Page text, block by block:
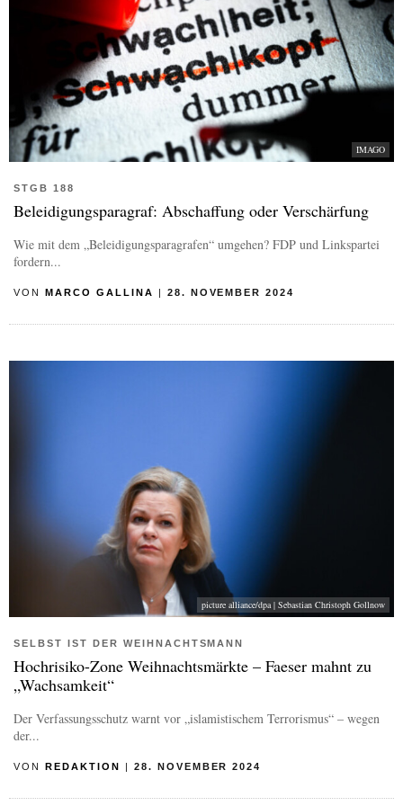
IMAGO
STGB 188
Beleidigungsparagraf: Abschaffung oder Verschärfung
Wie mit dem „Beleidigungsparagrafen“ umgehen? FDP und Linkspartei
fordern...
VON MARCO GALLINA | 28. NOVEMBER 2024
picture alliance/dpa | Sebastian Christoph Gollnow
SELBST IST DER WEIHNACHTSMANN
Hochrisiko-Zone Weihnachtsmärkte – Faeser mahnt zu
„Wachsamkeit“
Der Verfassungsschutz warnt vor „islamistischem Terrorismus“ – wegen
der...
VON REDAKTION | 28. NOVEMBER 2024